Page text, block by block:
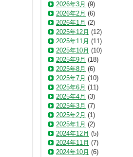
2026年3月 (9)
2026年2月 (6)
2026年1月 (2)
2025年12月 (12)
2025年11月 (11)
2025年10月 (10)
2025年9月 (18)
2025年8月 (6)
2025年7月 (10)
2025年6月 (11)
2025年4月 (3)
2025年3月 (7)
2025年2月 (1)
2025年1月 (2)
2024年12月 (5)
2024年11月 (7)
2024年10月 (6)